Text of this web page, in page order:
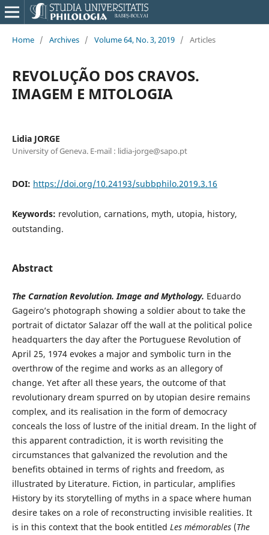
Home / Archives / Volume 64, No. 3, 2019 / Articles
REVOLUÇÃO DOS CRAVOS.
IMAGEM E MITOLOGIA
Lidia JORGE
University of Geneva. E-mail : lidia-jorge@sapo.pt
DOI: https://doi.org/10.24193/subbphilo.2019.3.16
Keywords: revolution, carnations, myth, utopia, history,
outstanding.
Abstract
The Carnation Revolution.Image and Mythology. Eduardo
Gageiro’s photograph showing a soldier about to take the
portrait of dictator Salazar off the wall at the political police
headquarters the day after the Portuguese Revolution of
April 25, 1974 evokes a major and symbolic turn in the
overthrow of the regime and works as an allegory of
change. Yet after all these years, the outcome of that
revolutionary dream spurred on by utopian desire remains
complex, and its realisation in the form of democracy
conceals the loss of lustre of the initial dream. In the light of
this apparent contradiction, it is worth revisiting the
circumstances that galvanized the revolution and the
benefits obtained in terms of rights and freedom, as
illustrated by Literature. Fiction, in particular, amplifies
History by its storytelling of myths in a space where human
desire takes on a role of reconstructing invisible realities. It
is in this context that the book entitled Les mémorables(The